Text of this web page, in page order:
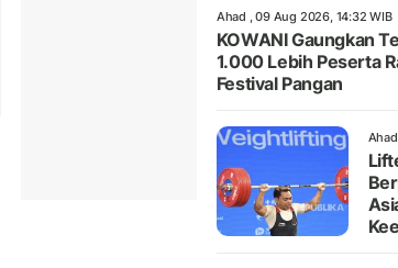
Ahad , 09 Aug 2026, 14:32 WIB
KOWANI Gaungkan
1.000 Lebih Peserta
Festival Pangan